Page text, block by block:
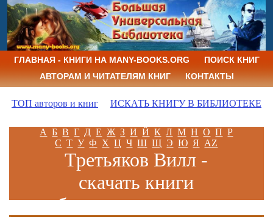
ГЛАВНАЯ - КНИГИ НА MANY-BOOKS.ORG
ПОИСК КНИГ
АВТОРАМ И ЧИТАТЕЛЯМ КНИГ
КОНТАКТЫ
ТОП авторов и книг ИСКАТЬ КНИГУ В БИБЛИОТЕКЕ
А Б В Г Д Е Ж З И Й К Л М Н О П Р
С Т У Ф Х Ц Ч Ш Щ Э Ю Я AZ
Третьяков Вилл -
скачать книги
бесплатно и читать